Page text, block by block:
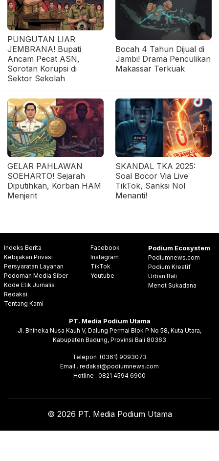
PUNGUTAN LIAR
JEMBRANA! Bupati
Ancam Pecat ASN,
Sorotan Korupsi di
Sektor Sekolah
Bocah 4 Tahun Dijual di
Jambi! Drama Penculikan
Makassar Terkuak
GELAR PAHLAWAN
SOEHARTO! Sejarah
Diputihkan, Korban HAM
Menjerit
SKANDAL TKA 2025:
Soal Bocor Via Live
TikTok, Sanksi Nol
Menanti!
Indeks Berita
Kebijakan Privasi
Persyaratan Layanan
Pedoman Media Siber
Kode Etik Jurnalis
Redaksi
Tentang Kami
Facebook
Instagram
TikTok
Youtube
Podium Ecosystem
Podiumnews.com
Podium Kreatif
Urban Bali
Menot Sukadana
PT. Media Podium Utama
Jl. Bhineka Nusa Kauh V, Dalung Permai Blok P No 58, Kuta Utara,
Kabupaten Badung, Provinsi Bali 80363
Telepon .(0361) 9093073
Email . redaksi@podiumnews.com
Hotline . 0821 4594 6900
© 2026 PT. Media Podium Utama